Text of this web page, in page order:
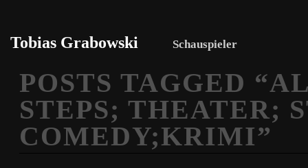
Tobias Grabowski Schauspieler
POSTS TAGGED “
STEPS; THEATER;
COMEDY;KRIMI”